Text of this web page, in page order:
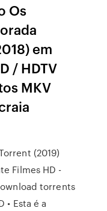
Os
em
/ HDTV
MKV
(2019)
Filmes HD -
torrents
• Esta é a